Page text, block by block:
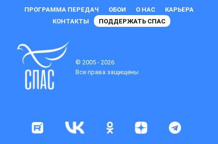
ПРОГРАММА ПЕРЕДАЧ ОБОИ О НАС
КАРЬЕРА
КОНТАКТЫ
ПОДДЕРЖАТЬ СПАС
© 2005 - 2026
Все права защищены